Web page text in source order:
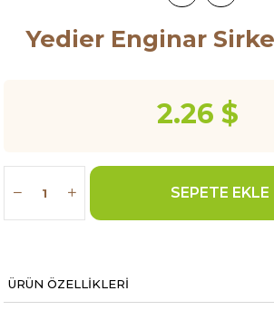
Yedier Enginar
2.26 $
ÜRÜN ÖZELLIKLERI